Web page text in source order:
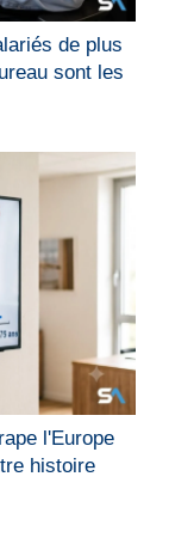
de plus
sont les
l'Europe
histoire